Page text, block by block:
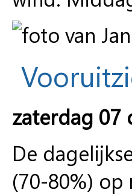
zaterdag 07
De
(70-80%)